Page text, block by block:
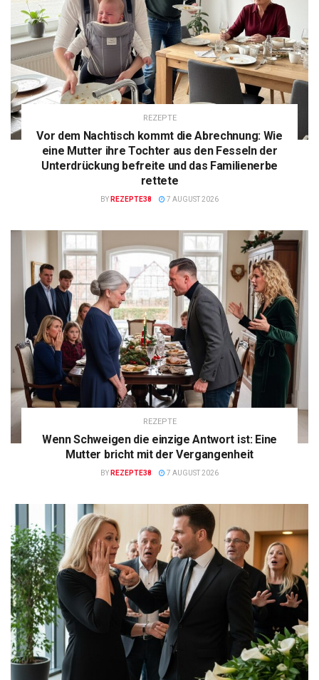
REZEPTE
Vor dem Nachtisch kommt die Abrechnung: Wie
eine Mutter ihre Tochter aus den Fesseln der
Unterdrückung befreite und das Familienerbe
rettete
BY REZEPTE38 7 AUGUST 2026
REZEPTE
Wenn Schweigen die einzige Antwort ist: Eine
Mutter bricht mit der Vergangenheit
BY REZEPTE38 7 AUGUST 2026